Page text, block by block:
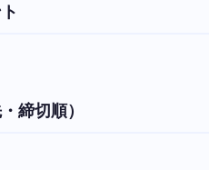
締切順）